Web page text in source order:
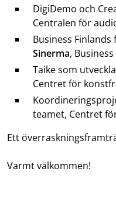
DigiDemo och
Centralen för
Business
Sinerma,
Taike som
Centret för
teamet, Centret
Ett
Varmt välkommen!